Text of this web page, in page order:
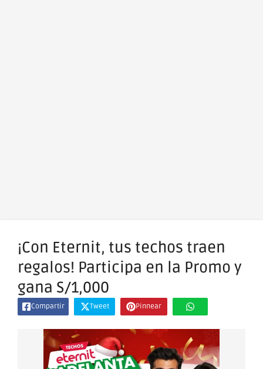
¡Con Eternit, tus techos traen
regalos! Participa en la Promo y
gana S/1,000
Compartir Tweet Pinnear